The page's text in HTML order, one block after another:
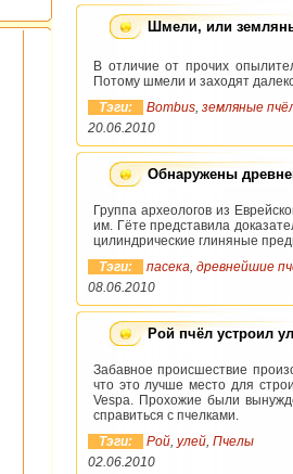
Шмели, или
В отличие от прочих
Потому шмели и заходят
Тэги:
Bombus, земляные
20.06.2010
Обнаружены
Группа археологов из
им. Гёте представила
цилиндрические глиняные
Тэги:
пасека, древнейшие
08.06.2010
Рой пчёл устроил
Забавное происшествие
что это лучше место для
Vespa. Прохожие были
справиться с пчелками.
Тэги:
Рой, улей, Пчелы
02.06.2010